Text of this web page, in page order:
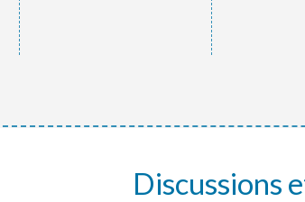
Discussions